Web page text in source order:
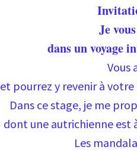
Je
dans un voyage
Vous
et pourrez y revenir à
Dans ce stage, je me
dont une autrichienne est
Les